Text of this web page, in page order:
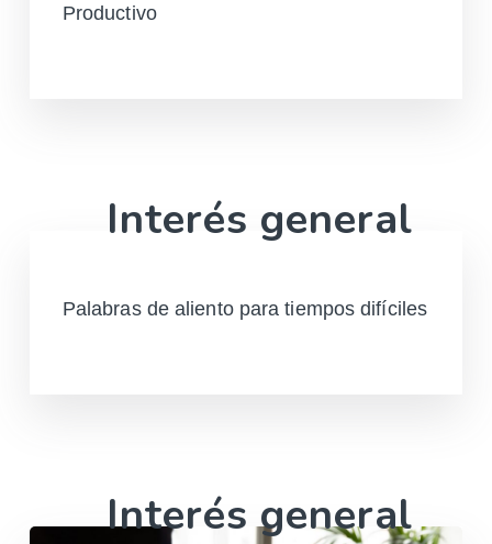
Productivo
Interés general
Palabras de aliento para tiempos difíciles
Interés general